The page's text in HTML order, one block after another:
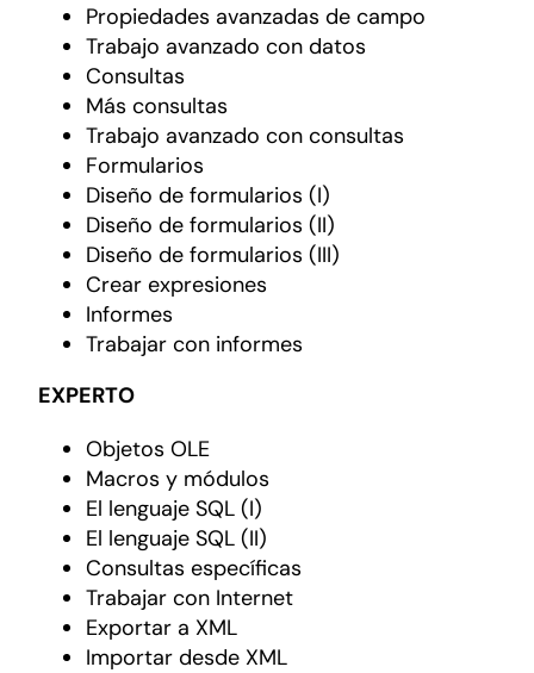
Propiedades avanzadas de campo
Trabajo avanzado con datos
Consultas
Más consultas
Trabajo avanzado con consultas
Formularios
Diseño de formularios (I)
Diseño de formularios (II)
Diseño de formularios (III)
Crear expresiones
Informes
Trabajar con informes
EXPERTO
Objetos OLE
Macros y módulos
El lenguaje SQL (I)
El lenguaje SQL (II)
Consultas específicas
Trabajar con Internet
Exportar a XML
Importar desde XML